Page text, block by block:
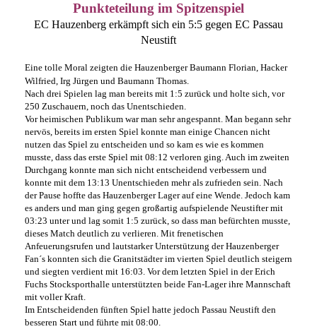
Punkteteilung im Spitzenspiel
EC Hauzenberg erkämpft sich ein 5:5 gegen EC Passau
Neustift
Eine tolle Moral zeigten die Hauzenberger Baumann Florian, Hacker
Wilfried, Irg Jürgen und Baumann Thomas.
Nach drei Spielen lag man bereits mit 1:5 zurück und holte sich, vor
250 Zuschauern, noch das Unentschieden.
Vor heimischen Publikum war man sehr angespannt. Man begann sehr
nervös, bereits im ersten Spiel konnte man einige Chancen nicht
nutzen das Spiel zu entscheiden und so kam es wie es kommen
musste, dass das erste Spiel mit 08:12 verloren ging. Auch im zweiten
Durchgang konnte man sich nicht entscheidend verbessern und
konnte mit dem 13:13 Unentschieden mehr als zufrieden sein. Nach
der Pause hoffte das Hauzenberger Lager auf eine Wende. Jedoch kam
es anders und man ging gegen großartig aufspielende Neustifter mit
03:23 unter und lag somit 1:5 zurück, so dass man befürchten musste,
dieses Match deutlich zu verlieren. Mit frenetischen
Anfeuerungsrufen und lautstarker Unterstützung der Hauzenberger
Fan´s konnten sich die Granitstädter im vierten Spiel deutlich steigern
und siegten verdient mit 16:03. Vor dem letzten Spiel in der Erich
Fuchs Stocksporthalle unterstützten beide Fan-Lager ihre Mannschaft
mit voller Kraft.
Im Entscheidenden fünften Spiel hatte jedoch Passau Neustift den
besseren Start und führte mit 08:00.